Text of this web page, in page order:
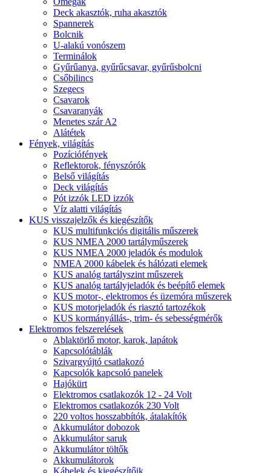
Deck akasztók, ruha akasztók
Spannerek
Bolcnik
U-alakú vonószem
Terminálok
Gyűrűanya, gyűrűcsavar, gyűrűsbolcni
Csőbilincs
Szegecs
Csavarok
Csavaranyák
Menetes szár A2
Alátétek
Fények, világítás
Pozíciófények
Reflektorok, fényszórók
Belső világítás
Deck világítás
Pót izzók LED izzók
Víz alatti világítás
KUS visszajelzők és kiegészítők
KUS multifunkciós digitális műszerek
KUS NMEA 2000 tartályműszerek
KUS NMEA 2000 jeladók és modulok
NMEA 2000 kábelek és hálózati elemek
KUS analóg tartályszint műszerek
KUS analóg tartályjeladók és beépítő elemek
KUS motor-, elektromos és üzemóra műszerek
KUS motorjeladók és riasztó tartozékok
KUS kormányállás-, trim- és sebességmérők
Elektromos felszerelések
Ablaktörlő motor, karok, lapátok
Kapcsolótáblák
Szivargyújtó csatlakozó
Kapcsolók kapcsoló panelek
Hajókürt
Elektromos csatlakozók 12 - 24 Volt
Elektromos csatlakozók 230 Volt
220 voltos hosszabbítók, átalakítók
Akkumulátor dobozok
Akkumulátor saruk
Akkumulátor töltők
Akkumulátorok